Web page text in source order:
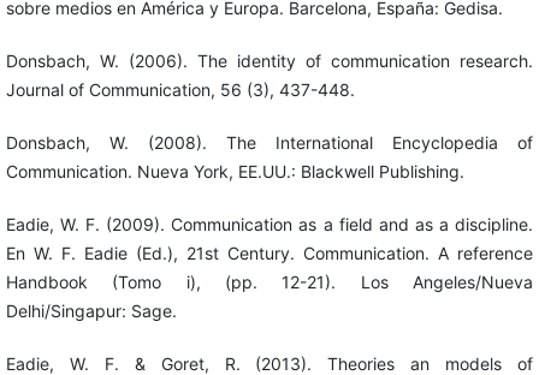
sobre medios en América y Europa. Barcelona, España: Gedisa.
Donsbach, W. (2006). The identity of communication research.
Journal of Communication, 56 (3), 437-448.
Donsbach, W. (2008). The International Encyclopedia of
Communication. Nueva York, EE.UU.: Blackwell Publishing.
Eadie, W. F. (2009). Communication as a field and as a discipline.
En W. F. Eadie (Ed.), 21st Century. Communication. A reference
Handbook (Tomo i), (pp. 12-21). Los Angeles/Nueva
Delhi/Singapur: Sage.
Eadie, W. F. & Goret, R. (2013). Theories an models of